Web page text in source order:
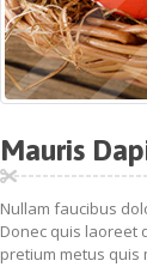
Mauris
Nullam faucibus
Donec quis laoreet
pretium metus quis